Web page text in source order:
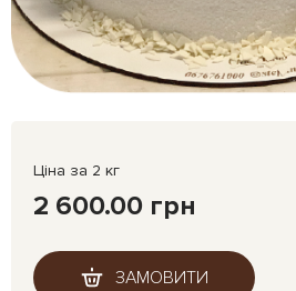
Ціна за 2 кг
2 600.00 грн
ЗАМОВИТИ